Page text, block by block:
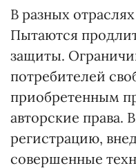
В разных
Пытаются
защиты.
потребителей
приобретенным
авторские права.
регистрацию,
совершенные